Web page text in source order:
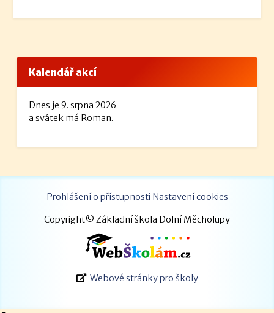
Kalendář akcí
Dnes je 9. srpna 2026
a svátek má Roman.
Prohlášení o přístupnosti Nastavení cookies
Copyright© Základní škola Dolní Měcholupy
Webové stránky pro školy